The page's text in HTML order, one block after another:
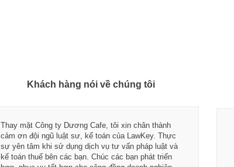
Khách hàng nói về chúng tôi
Thay mặt Công ty Dương Cafe, tôi xin chân thành
cảm ơn đội ngũ luật sư, kế toán của LawKey. Thực
sự yên tâm khi sử dụng dịch vụ tư vấn pháp luật và
kế toán thuế bên các bạn. Chúc các bạn phát triển